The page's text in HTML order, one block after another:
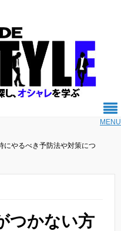
MENU
にやるべき予防法や対策につ
つかない方